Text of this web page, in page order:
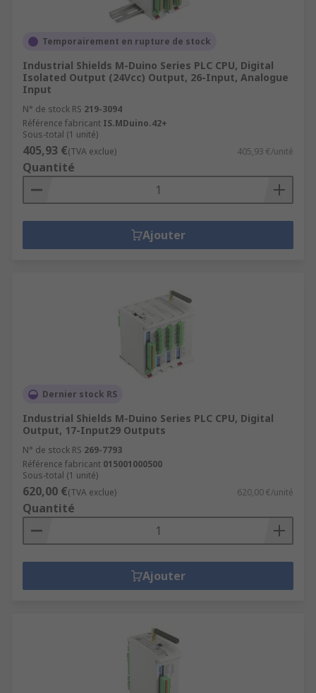
Temporairement en rupture de stock
Industrial Shields M-Duino Series PLC CPU, Digital
Isolated Output (24Vcc) Output, 26-Input, Analogue
Input
N° de stock RS 219-3094
Référence fabricant IS.MDuino.42+
Sous-total (1 unité)
405,93 €(TVA exclue) 405,93 €/unité
Quantité
Ajouter
Dernier stock RS
Industrial Shields M-Duino Series PLC CPU, Digital
Output, 17-Input29 Outputs
N° de stock RS 269-7793
Référence fabricant 015001000500
Sous-total (1 unité)
620,00 €(TVA exclue) 620,00 €/unité
Quantité
Ajouter